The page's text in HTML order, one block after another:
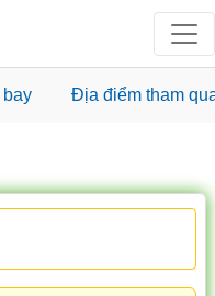
Địa điểm tham